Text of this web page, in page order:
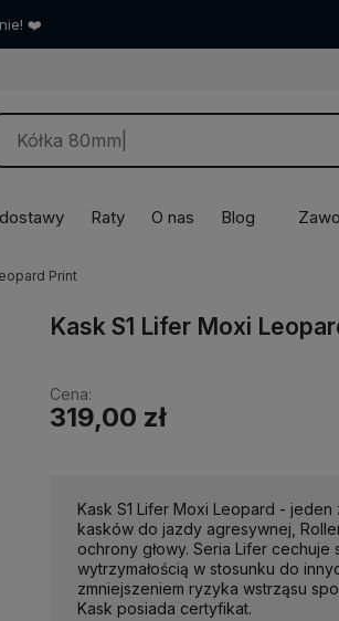
❤️
Raty O nas Blog
Print
Kask S1 Lifer Moxi
Cena:
319,00 zł
Kask S1 Lifer Moxi Leopard -
kasków do jazdy agresywnej,
ochrony głowy. Seria Lifer cechuje
wytrzymałością w stosunku do
zmniejszeniem ryzyka wstrząsu
Kask posiada certyfikat.